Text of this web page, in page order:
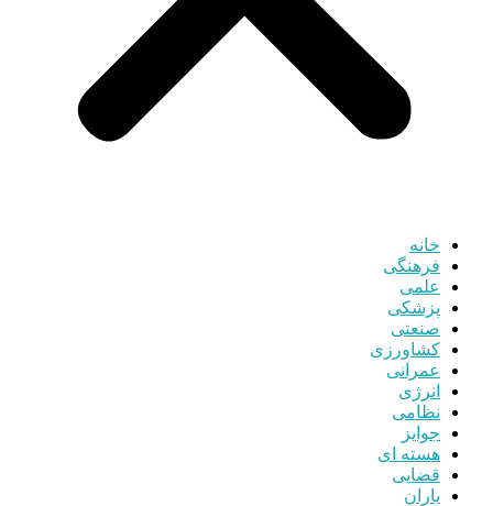
خانه
فرهنگی
علمی
پزشکی
صنعتی
کشاورزی
عمرانی
انرژی
نظامی
جوایز
هسته ای
قضایی
یاران